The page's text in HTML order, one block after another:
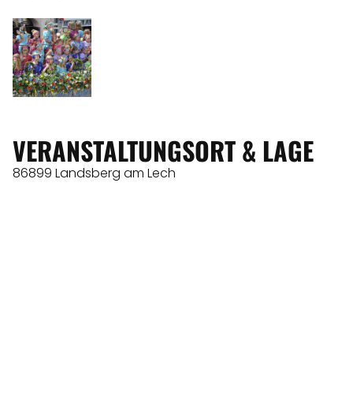
VERANSTALTUNGSORT & LAGE
86899 Landsberg am Lech